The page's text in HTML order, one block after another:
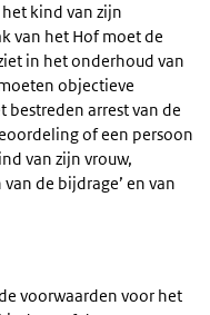
kind van zijn
van het Hof moet de
in het onderhoud van
objectieve
arrest van de
of een persoon
van zijn vrouw,
de bijdrage’ en van
voorwaarden voor het